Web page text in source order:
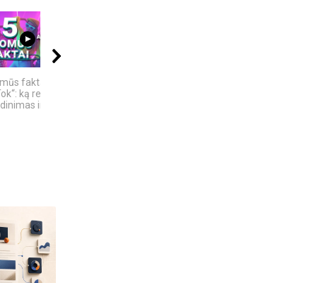
04:13
faktai apie
ką reiškia
ir ne tik